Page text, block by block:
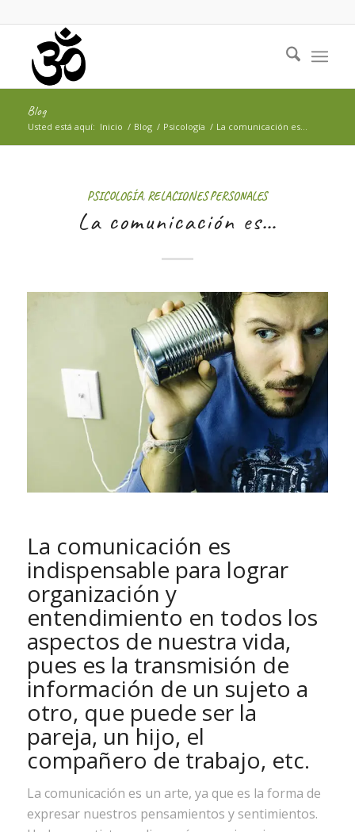
Blog
Usted está aquí: Inicio / Blog / Psicología / La comunicación es…
PSICOLOGÍA, RELACIONES PERSONALES
La comunicación es…
La comunicación es
indispensable para lograr
organización y
entendimiento en todos los
aspectos de nuestra vida,
pues es la transmisión de
información de un sujeto a
otro, que puede ser la
pareja, un hijo, el
compañero de trabajo, etc.
La comunicación es un arte, ya que es la forma de
expresar nuestros pensamientos y sentimientos.